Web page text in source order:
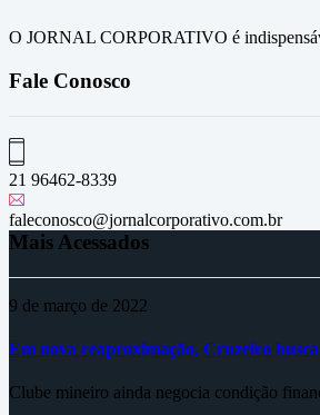
O JORNAL CORPORATIVO é
Fale Conosco
21 96462-8339
faleconosco@jornalcorporativo.com.br
Mais Acessados
9 de março de 2022
Em nova reaproximação, Cruzeiro
Clube mineiro ainda negocia condição